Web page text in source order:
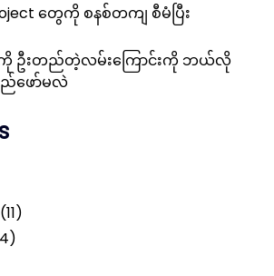
တွေကို စနစ်တကျ စီမံပြီး
ကို ဦးတည်တဲ့လမ်းကြောင်းကို ဘယ်လို
ဖော်မလဲ